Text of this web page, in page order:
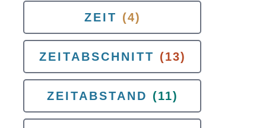
ZEIT (4)
ZEITABSCHNITT (13)
ZEITABSTAND (11)